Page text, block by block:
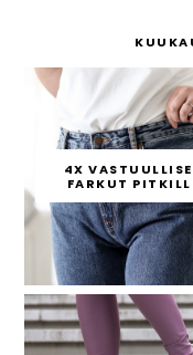
4X
FARKUT